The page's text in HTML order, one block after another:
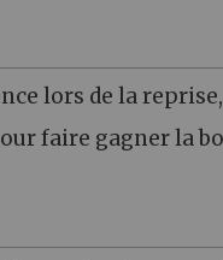
lors de la
faire gagner la